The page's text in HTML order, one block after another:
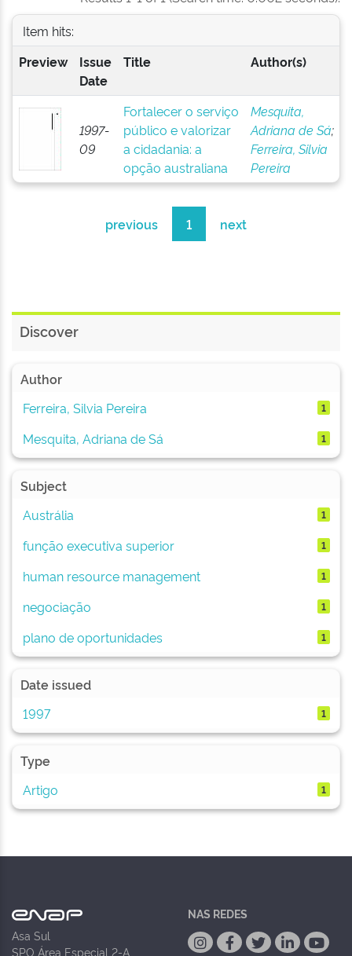
Item hits:
Preview
Issue
Date
Title Author(s)
1997-
09
Fortalecer o serviço
público e valorizar
a cidadania: a
opção australiana
Mesquita,
Adriana de Sá;
Ferreira, Silvia
Pereira
previous 1 next
Discover
Author
Ferreira, Silvia Pereira
1
Mesquita, Adriana de Sá 1
Subject
Austrália
1
função executiva superior 1
human resource management 1
negociação 1
plano de oportunidades 1
Date issued
1997
1
Type
Artigo
1
Asa Sul
SPO Área Especial 2-A
NAS REDES